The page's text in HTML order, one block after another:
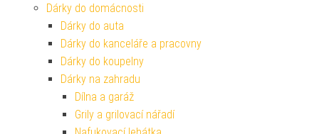
Dárky do domácnosti
Dárky do auta
Dárky do kanceláře a pracovny
Dárky do koupelny
Dárky na zahradu
Dílna a garáž
Grily a grilovací nářadí